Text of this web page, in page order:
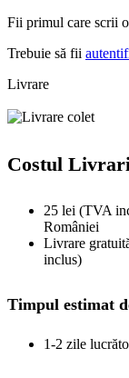
Fii primul care scrii
Trebuie să fii
Livrare
Costul
25 lei (TVA
României
Livrare
inclus)
Timpul estimat
1-2 zile